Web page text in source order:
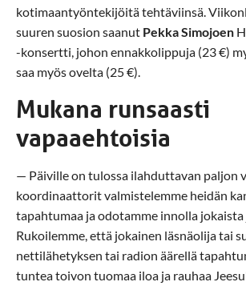
kotimaantyöntekijöitä tehtäviinsä.
suuren suosion saanut Pekka Simojoen
-konsertti, johon ennakkolippuja (23 €)
saa myös ovelta (25 €).
Mukana runsaasti
vapaaehtoisia
— Päiville on tulossa ilahduttavan paljon
koordinaattorit valmistelemme heidän
tapahtumaa ja odotamme innolla jokaista
Rukoilemme, että jokainen läsnäolija tai
nettilähetyksen tai radion äärellä
tuntea toivon tuomaa iloa ja rauhaa